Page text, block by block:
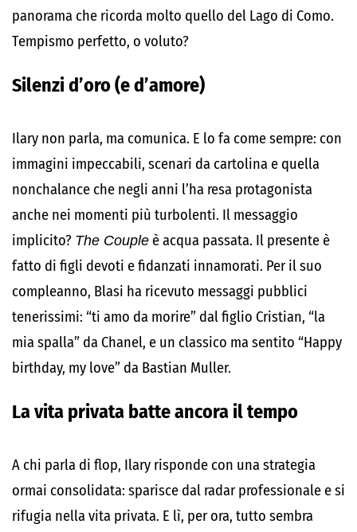
panorama che ricorda molto quello del Lago di Como.
Tempismo perfetto, o voluto?
Silenzi d’oro (e d’amore)
Ilary non parla, ma comunica. E lo fa come sempre: con
immagini impeccabili, scenari da cartolina e quella
nonchalance che negli anni l’ha resa protagonista
anche nei momenti più turbolenti. Il messaggio
implicito? The Couple è acqua passata. Il presente è
fatto di figli devoti e fidanzati innamorati. Per il suo
compleanno, Blasi ha ricevuto messaggi pubblici
tenerissimi: “ti amo da morire” dal figlio Cristian, “la
mia spalla” da Chanel, e un classico ma sentito “Happy
birthday, my love” da Bastian Muller.
La vita privata batte ancora il tempo
A chi parla di flop, Ilary risponde con una strategia
ormai consolidata: sparisce dal radar professionale e si
rifugia nella vita privata. E lì, per ora, tutto sembra